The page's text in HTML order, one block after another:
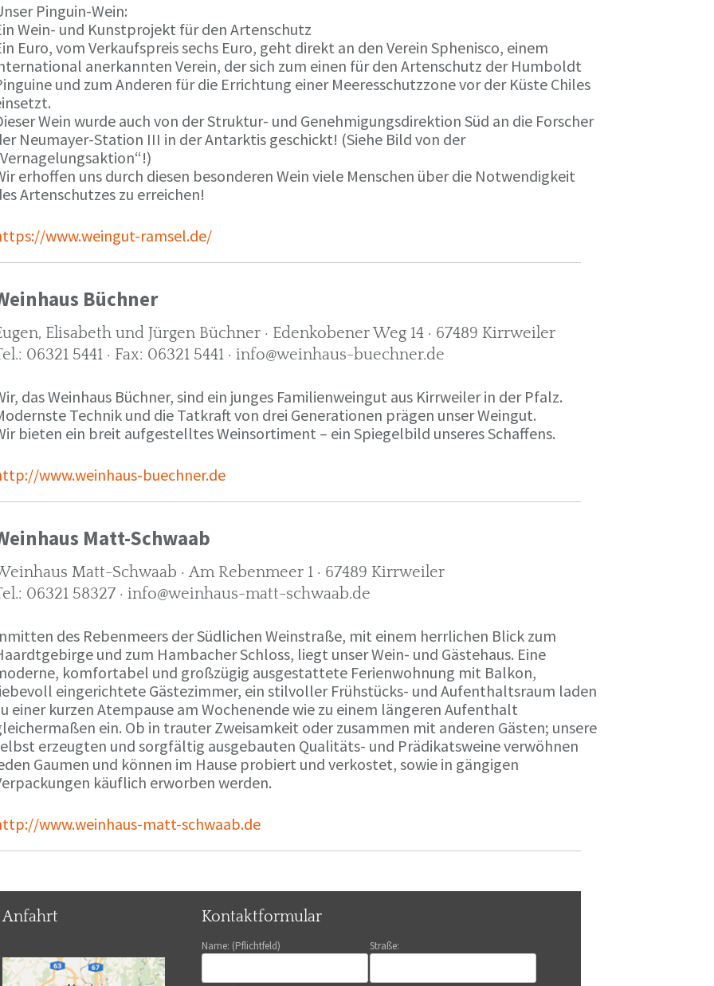
Pinguin-Wein:
Wein- und Kunstprojekt für den Artenschutz
Euro, vom Verkaufspreis sechs Euro, geht direkt an den Verein Sphenisco, einem
anerkannten Verein, der sich zum einen für den Artenschutz der Humboldt
und zum Anderen für die Errichtung einer Meeresschutzzone vor der Küste Chiles
Wein wurde auch von der Struktur- und Genehmigungsdirektion Süd an die Forscher
Neumayer-Station III in der Antarktis geschickt! (Siehe Bild von der
erhoffen uns durch diesen besonderen Wein viele Menschen über die Notwendigkeit
Artenschutzes zu erreichen!
www.weingut-ramsel.de/
Büchner
Elisabeth und Jürgen Büchner · Edenkobener Weg 14 · 67489 Kirrweiler
06321 5441 · Fax: 06321 5441 · info@weinhaus-buechner.de
das Weinhaus Büchner, sind ein junges Familienweingut aus Kirrweiler in der Pfalz.
Technik und die Tatkraft von drei Generationen prägen unser Weingut.
bieten ein breit aufgestelltes Weinsortiment – ein Spiegelbild unseres Schaffens.
www.weinhaus-buechner.de
Matt-Schwaab
Matt-Schwaab · Am Rebenmeer 1 · 67489 Kirrweiler
06321 58327 · info@weinhaus-matt-schwaab.de
des Rebenmeers der Südlichen Weinstraße, mit einem herrlichen Blick zum
und zum Hambacher Schloss, liegt unser Wein- und Gästehaus. Eine
komfortabel und großzügig ausgestattete Ferienwohnung mit Balkon,
eingerichtete Gästezimmer, ein stilvoller Frühstücks- und Aufenthaltsraum laden
einer kurzen Atempause am Wochenende wie zu einem längeren Aufenthalt
ein. Ob in trauter Zweisamkeit oder zusammen mit anderen Gästen; unsere
erzeugten und sorgfältig ausgebauten Qualitäts- und Prädikatsweine verwöhnen
Gaumen und können im Hause probiert und verkostet, sowie in gängigen
käuflich erworben werden.
www.weinhaus-matt-schwaab.de
Anfahrt Kontaktformular
Name: (Pflichtfeld) Straße: